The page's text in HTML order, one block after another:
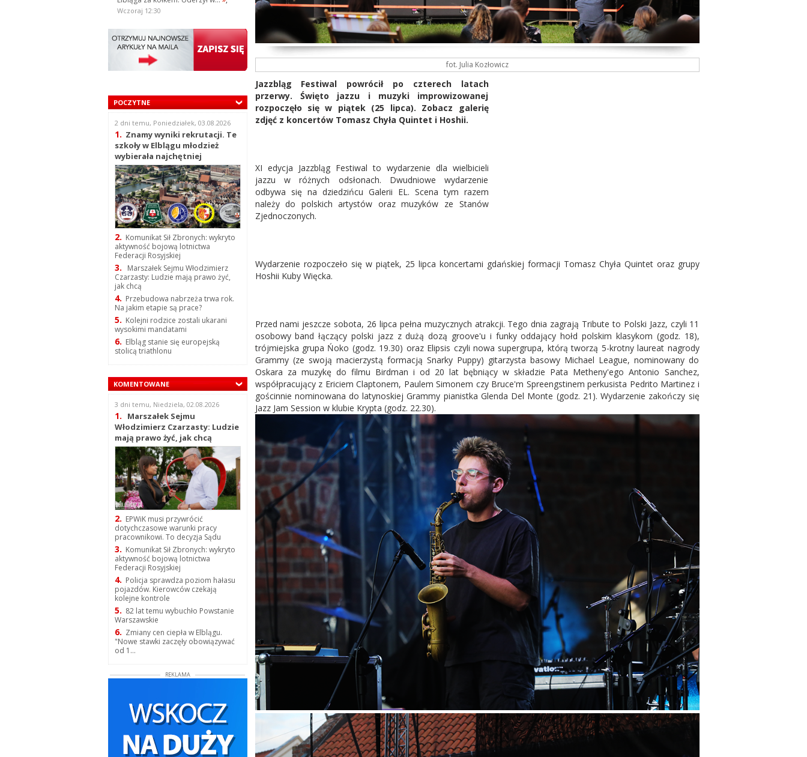
Wczoraj 12:30
POCZYTNE
2 dni temu, Poniedziałek, 03.08.2026
1. Znamy wyniki rekrutacji. Te
szkoły w Elblągu młodzież
wybierała najchętniej
2. Komunikat Sił Zbronych: wykryto
aktywność bojową lotnictwa
Federacji Rosyjskiej
3.
Marszałek Sejmu Włodzimierz
Czarzasty: Ludzie mają prawo żyć,
jak chcą
4. Przebudowa nabrzeża trwa rok.
Na jakim etapie są prace?
5. Kolejni rodzice zostali ukarani
wysokimi mandatami
6. Elbląg stanie się europejską
stolicą triathlonu
KOMENTOWANE
3 dni temu, Niedziela, 02.08.2026
1.
Marszałek Sejmu
Włodzimierz Czarzasty: Ludzie
mają prawo żyć, jak chcą
2. EPWiK musi przywrócić
dotychczasowe warunki pracy
pracownikowi. To decyzja Sądu
3. Komunikat Sił Zbronych: wykryto
aktywność bojową lotnictwa
Federacji Rosyjskiej
4. Policja sprawdza poziom hałasu
pojazdów. Kierowców czekają
kolejne kontrole
5. 82 lat temu wybuchło Powstanie
Warszawskie
6. Zmiany cen ciepła w Elblągu.
"Nowe stawki zaczęły obowiązywać
od 1...
REKLAMA
fot. Julia Kozłowicz
Jazzbląg Festiwal powrócił po czterech latach
przerwy. Święto jazzu i muzyki improwizowanej
rozpoczęło się w piątek (25 lipca). Zobacz galerię
zdjęć z koncertów Tomasz Chyła Quintet i Hoshii.
XI edycja Jazzbląg Festiwal to wydarzenie dla wielbicieli
jazzu w różnych odsłonach. Dwudniowe wydarzenie
odbywa się na dziedzińcu Galerii EL. Scena tym razem
należy do polskich artystów oraz muzyków ze Stanów
Zjednoczonych.
Wydarzenie rozpoczeło się w piątek, 25 lipca koncertami gdańskiej formacji Tomasz Chyła Quintet oraz grupy
Hoshii Kuby Więcka.
Przed nami jeszcze sobota, 26 lipca pełna muzycznych atrakcji. Tego dnia zagrają Tribute to Polski Jazz, czyli 11
osobowy band łączący polski jazz z dużą dozą groove'u i funky oddający hołd polskim klasykom (godz. 18),
trójmiejska grupa Ńoko (godz. 19.30) oraz Elipsis czyli nowa supergrupa, którą tworzą 5-krotny laureat nagrody
Grammy (ze swoją macierzystą formacją Snarky Puppy) gitarzysta basowy Michael League, nominowany do
Oskara za muzykę do filmu Birdman i od 20 lat bębniący w składzie Pata Metheny'ego Antonio Sanchez,
współpracujący z Ericiem Claptonem, Paulem Simonem czy Bruce'm Spreengstinem perkusista Pedrito Martinez i
gościnnie nominowana do latynoskiej Grammy pianistka Glenda Del Monte (godz. 21). Wydarzenie zakończy się
Jazz Jam Session w klubie Krypta (godz. 22.30).